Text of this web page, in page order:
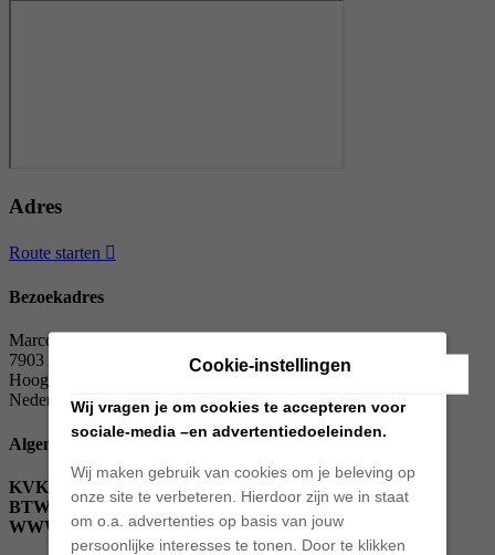
Adres
Route starten
Bezoekadres
Marconistraat 20
7903 AG
Hoogeveen
Nederland
Algemene gegevens
KVK
53721810
BTW
850990257 B01
WWW
https://cenjbedrijfswagens.nl
Cookie-instellingen
Wij vragen je om cookies te accepteren voor
sociale-media –en advertentiedoeleinden.
Wij maken gebruik van cookies om je beleving op
onze site te verbeteren. Hierdoor zijn we in staat
om o.a. advertenties op basis van jouw
persoonlijke interesses te tonen. Door te klikken